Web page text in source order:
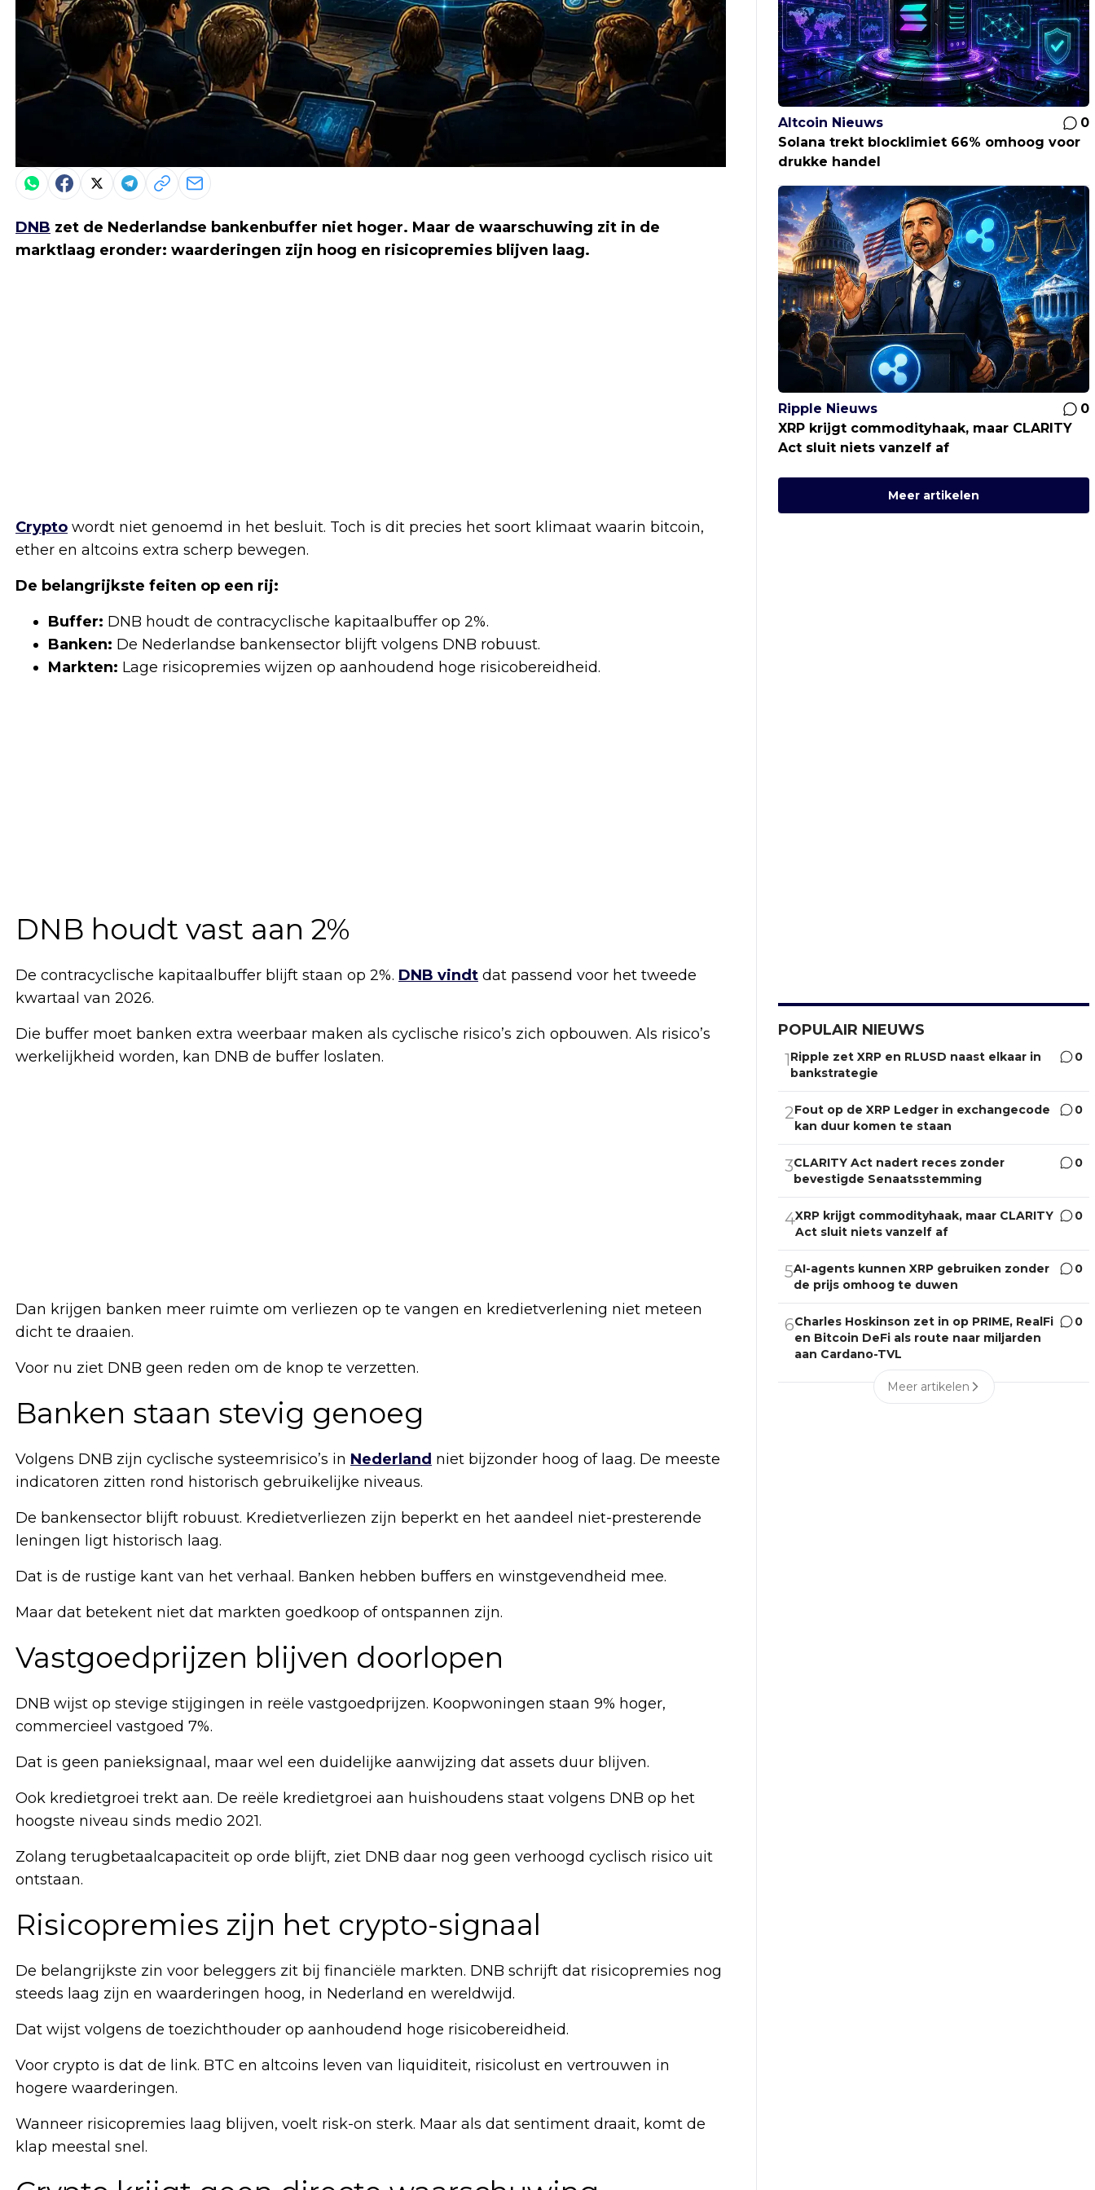
DNB zet de Nederlandse bankenbuffer niet hoger. Maar de waarschuwing zit in de
marktlaag eronder: waarderingen zijn hoog en risicopremies blijven laag.
Crypto wordt niet genoemd in het besluit. Toch is dit precies het soort klimaat waarin bitcoin,
ether en altcoins extra scherp bewegen.
De belangrijkste feiten op een rij:
Buffer: DNB houdt de contracyclische kapitaalbuffer op 2%.
Banken: De Nederlandse bankensector blijft volgens DNB robuust.
Markten: Lage risicopremies wijzen op aanhoudend hoge risicobereidheid.
DNB houdt vast aan 2%
De contracyclische kapitaalbuffer blijft staan op 2%. DNB vindt dat passend voor het tweede
kwartaal van 2026.
Die buffer moet banken extra weerbaar maken als cyclische risico’s zich opbouwen. Als risico’s
werkelijkheid worden, kan DNB de buffer loslaten.
Dan krijgen banken meer ruimte om verliezen op te vangen en kredietverlening niet meteen
dicht te draaien.
Voor nu ziet DNB geen reden om de knop te verzetten.
Banken staan stevig genoeg
Volgens DNB zijn cyclische systeemrisico’s in Nederland niet bijzonder hoog of laag. De meeste
indicatoren zitten rond historisch gebruikelijke niveaus.
De bankensector blijft robuust. Kredietverliezen zijn beperkt en het aandeel niet-presterende
leningen ligt historisch laag.
Dat is de rustige kant van het verhaal. Banken hebben buffers en winstgevendheid mee.
Maar dat betekent niet dat markten goedkoop of ontspannen zijn.
Vastgoedprijzen blijven doorlopen
DNB wijst op stevige stijgingen in reële vastgoedprijzen. Koopwoningen staan 9% hoger,
commercieel vastgoed 7%.
Dat is geen panieksignaal, maar wel een duidelijke aanwijzing dat assets duur blijven.
Ook kredietgroei trekt aan. De reële kredietgroei aan huishoudens staat volgens DNB op het
hoogste niveau sinds medio 2021.
Zolang terugbetaalcapaciteit op orde blijft, ziet DNB daar nog geen verhoogd cyclisch risico uit
ontstaan.
Risicopremies zijn het crypto-signaal
De belangrijkste zin voor beleggers zit bij financiële markten. DNB schrijft dat risicopremies nog
steeds laag zijn en waarderingen hoog, in Nederland en wereldwijd.
Dat wijst volgens de toezichthouder op aanhoudend hoge risicobereidheid.
Voor crypto is dat de link. BTC en altcoins leven van liquiditeit, risicolust en vertrouwen in
hogere waarderingen.
Wanneer risicopremies laag blijven, voelt risk-on sterk. Maar als dat sentiment draait, komt de
klap meestal snel.
Altcoin Nieuws
0
Solana trekt blocklimiet 66% omhoog voor
drukke handel
Ripple Nieuws
0
XRP krijgt commodityhaak, maar CLARITY
Act sluit niets vanzelf af
Meer artikelen
POPULAIR NIEUWS
1Ripple zet XRP en RLUSD naast elkaar in
bankstrategie
0
2Fout op de XRP Ledger in exchangecode
kan duur komen te staan
0
3CLARITY Act nadert reces zonder
bevestigde Senaatsstemming
0
4XRP krijgt commodityhaak, maar CLARITY
Act sluit niets vanzelf af
0
5AI-agents kunnen XRP gebruiken zonder
de prijs omhoog te duwen
0
6Charles Hoskinson zet in op PRIME, RealFi
en Bitcoin DeFi als route naar miljarden
aan Cardano-TVL
0
Meer artikelen